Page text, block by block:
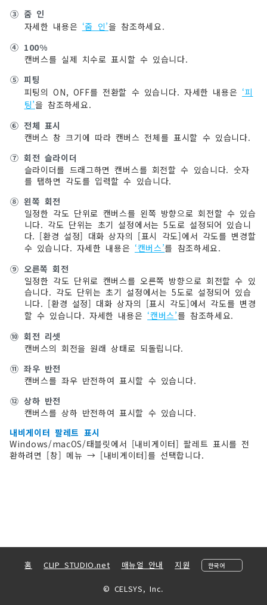
③ 줌 인
자세한 내용은 ‘줌 인’을 참조하세요.
④ 100%
캔버스를 실제 치수로 표시할 수 있습니다.
⑤ 피팅
피팅의 ON, OFF를 전환할 수 있습니다. 자세한 내용은 ‘피
팅’을 참조하세요.
⑥ 전체 표시
캔버스 창 크기에 따라 캔버스 전체를 표시할 수 있습니다.
⑦ 회전 슬라이더
슬라이더를 드래그하면 캔버스를 회전할 수 있습니다. 숫자
를 탭하면 각도를 입력할 수 있습니다.
⑧ 왼쪽 회전
일정한 각도 단위로 캔버스를 왼쪽 방향으로 회전할 수 있습
니다. 각도 단위는 초기 설정에서는 5도로 설정되어 있습니
다. [환경 설정] 대화 상자의 [표시 각도]에서 각도를 변경할
수 있습니다. 자세한 내용은 ‘캔버스’를 참조하세요.
⑨ 오른쪽 회전
일정한 각도 단위로 캔버스를 오른쪽 방향으로 회전할 수 있
습니다. 각도 단위는 초기 설정에서는 5도로 설정되어 있습
니다. [환경 설정] 대화 상자의 [표시 각도]에서 각도를 변경
할 수 있습니다. 자세한 내용은 ‘캔버스’를 참조하세요.
⑩ 회전 리셋
캔버스의 회전을 원래 상태로 되돌립니다.
⑪ 좌우 반전
캔버스를 좌우 반전하여 표시할 수 있습니다.
⑫ 상하 반전
캔버스를 상하 반전하여 표시할 수 있습니다.
내비게이터 팔레트 표시
Windows/macOS/태블릿에서 [내비게이터] 팔레트 표시를 전
환하려면 [창] 메뉴 → [내비게이터]를 선택합니다.
홈 CLIP STUDIO.net 매뉴얼 안내 지원
© CELSYS, Inc.